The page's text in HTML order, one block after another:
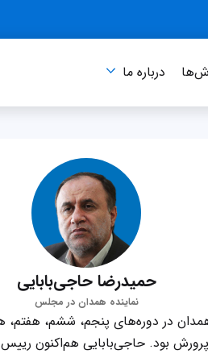
درباره‌ ما
حمیدرضا حاجی‌بابایی
نماینده همدان در مجلس
همدان در دوره‌های پنجم، ششم،
بود. حاجی‌بابایی هم‌اکنون